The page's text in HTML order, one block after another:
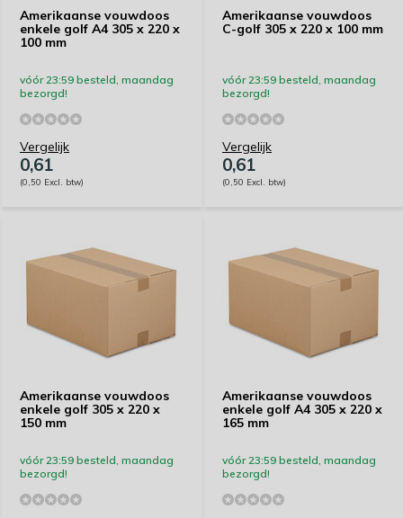
Amerikaanse vouwdoos
enkele golf A4 305 x 220 x
100 mm
vóór 23:59 besteld, maandag
bezorgd!
Vergelijk
0,61
(0,50 Excl. btw)
Amerikaanse vouwdoos
C-golf 305 x 220 x 100 mm
vóór 23:59 besteld, maandag
bezorgd!
Vergelijk
0,61
(0,50 Excl. btw)
Amerikaanse vouwdoos
enkele golf 305 x 220 x
150 mm
vóór 23:59 besteld, maandag
bezorgd!
Amerikaanse vouwdoos
enkele golf A4 305 x 220 x
165 mm
vóór 23:59 besteld, maandag
bezorgd!